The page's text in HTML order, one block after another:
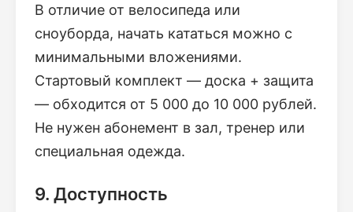
В отличие от велосипеда или
сноуборда, начать кататься можно с
минимальными вложениями.
Стартовый комплект — доска + защита
— обходится от 5 000 до 10 000 рублей.
Не нужен абонемент в зал, тренер или
специальная одежда.
9. Доступность